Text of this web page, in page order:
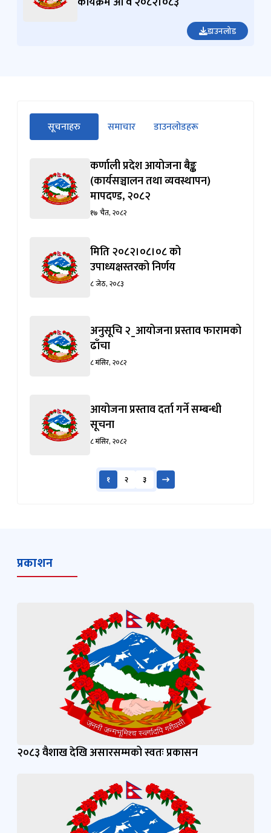
डाउनलोड
सीधा
पहिलो
जानुहोस्
सूचनाहरु
(सक्रिय ट्याब)
समाचार डाउनलोडहरू
कर्णाली प्रदेश आयोजना बैङ्क
(कार्यसञ्चालन तथा व्यवस्थापन)
मापदण्ड, २०८२
१७ चैत, २०८२
मिति २०८२।०८।०८ को
उपाध्यक्षस्तरको निर्णय
८ जेठ, २०८३
अनुसूचि २_आयोजना प्रस्ताव फारामको
ढाँचा
८ मंसिर, २०८२
आयोजना प्रस्ताव दर्ता गर्ने सम्बन्धी
सूचना
८ मंसिर, २०८२
१ २ ३
प्रकाशन
२०८३ वैशाख देखि असारसम्मको स्वतः प्रकासन